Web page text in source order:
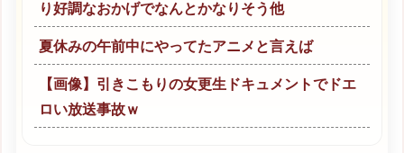
り好調なおかげでなんとかなりそう他
夏休みの午前中にやってたアニメと言えば
【画像】引きこもりの女更生ドキュメントでドエ
ロい放送事故ｗ